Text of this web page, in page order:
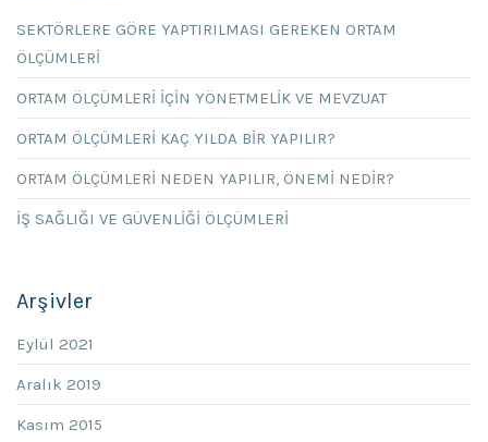
SEKTÖRLERE GÖRE YAPTIRILMASI GEREKEN ORTAM
ÖLÇÜMLERİ
ORTAM ÖLÇÜMLERİ İÇİN YÖNETMELİK VE MEVZUAT
ORTAM ÖLÇÜMLERİ KAÇ YILDA BİR YAPILIR?
ORTAM ÖLÇÜMLERİ NEDEN YAPILIR, ÖNEMİ NEDİR?
İŞ SAĞLIĞI VE GÜVENLİĞİ ÖLÇÜMLERİ
Arşivler
Eylül 2021
Aralık 2019
Kasım 2015